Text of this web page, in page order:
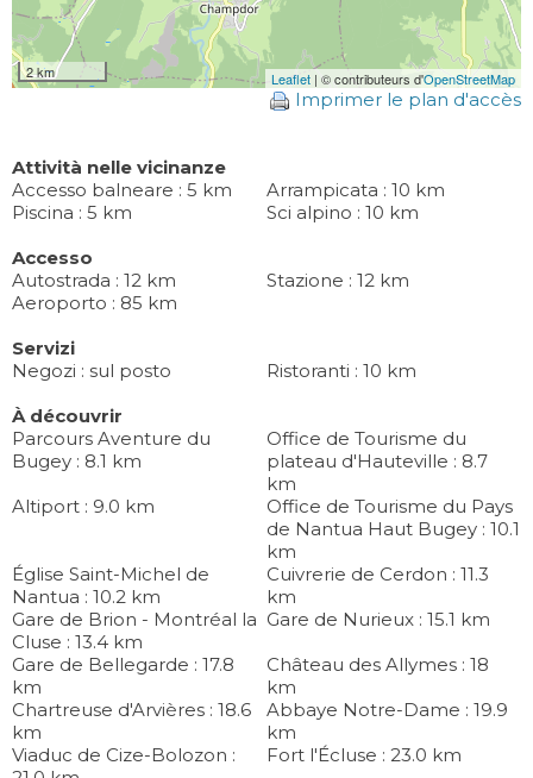
2 km Leaflet | © contributeurs d'OpenStreetMap
Imprimer le plan d'accès
Attività nelle vicinanze
Accesso balneare : 5 km
Arrampicata : 10 km
Piscina : 5 km
Sci alpino : 10 km
Accesso
Autostrada : 12 km
Stazione : 12 km
Aeroporto : 85 km
Servizi
Negozi : sul posto
Ristoranti : 10 km
À découvrir
Parcours Aventure du
Bugey : 8.1 km
Office de Tourisme du
plateau d'Hauteville : 8.7
km
Altiport : 9.0 km
Office de Tourisme du Pays
de Nantua Haut Bugey : 10.1
km
Église Saint-Michel de
Nantua : 10.2 km
Cuivrerie de Cerdon : 11.3
km
Gare de Brion - Montréal la
Cluse : 13.4 km
Gare de Nurieux : 15.1 km
Gare de Bellegarde : 17.8
km
Château des Allymes : 18
km
Chartreuse d'Arvières : 18.6
km
Abbaye Notre-Dame : 19.9
km
Viaduc de Cize-Bolozon :
Fort l'Écluse : 23.0 km